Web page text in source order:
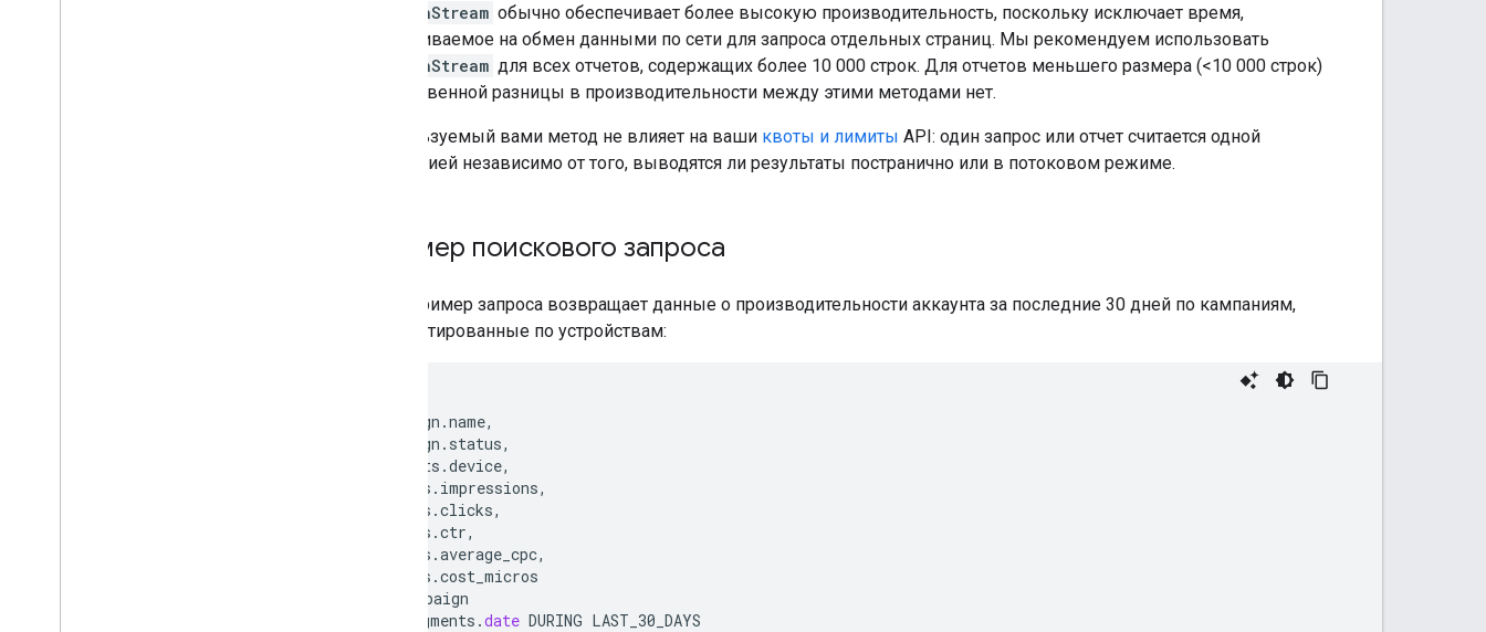
SearchStream обычно обеспечивает более высокую производительность, поскольку исключает время,
затрачиваемое на обмен данными по сети для запроса отдельных страниц. Мы рекомендуем использовать
SearchStream для всех отчетов, содержащих более 10 000 строк. Для отчетов меньшего размера (<10 000 строк)
существенной разницы в производительности между этими методами нет.
Используемый вами метод не влияет на ваши квоты и лимиты API: один запрос или отчет считается одной
операцией независимо от того, выводятся ли результаты постранично или в потоковом режиме.
Пример поискового запроса
Этот пример запроса возвращает данные о производительности аккаунта за последние 30 дней по кампаниям,
сегментированные по устройствам:
campaign .name,
campaign . status,
segments .device,
metrics . impressions,
metrics .clicks,
metrics .ctr,
metrics .average_cpc,
metrics .cost_micros
campaign
segments .date DURING LAST_30_DAYS